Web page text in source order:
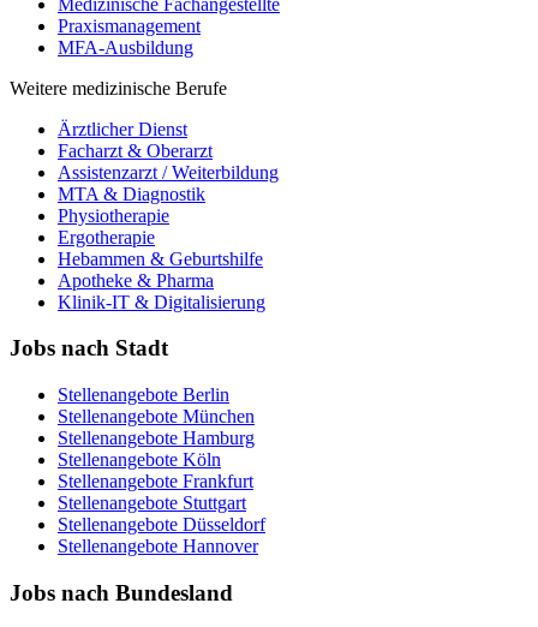
Praxismanagement
MFA-Ausbildung
Weitere medizinische Berufe
Ärztlicher Dienst
Facharzt & Oberarzt
Assistenzarzt / Weiterbildung
MTA & Diagnostik
Physiotherapie
Ergotherapie
Hebammen & Geburtshilfe
Apotheke & Pharma
Klinik-IT & Digitalisierung
Jobs nach Stadt
Stellenangebote Berlin
Stellenangebote München
Stellenangebote Hamburg
Stellenangebote Köln
Stellenangebote Frankfurt
Stellenangebote Stuttgart
Stellenangebote Düsseldorf
Stellenangebote Hannover
Jobs nach Bundesland